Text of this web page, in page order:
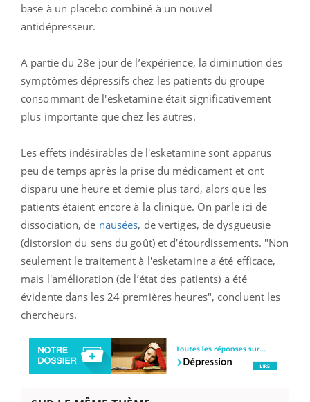
base à un placebo combiné à un nouvel
antidépresseur.
A partie du 28e jour de l’expérience, la diminution des
symptômes dépressifs chez les patients du groupe
consommant de l'esketamine était significativement
plus importante que chez les autres.
Les effets indésirables de l'esketamine sont apparus
peu de temps après la prise du médicament et ont
disparu une heure et demie plus tard, alors que les
patients étaient encore à la clinique. On parle ici de
dissociation, de nausées, de vertiges, de dysgueusie
(distorsion du sens du goût) et d’étourdissements. "Non
seulement le traitement à l'esketamine a été efficace,
mais l'amélioration (de l’état des patients) a été
évidente dans les 24 premières heures", concluent les
chercheurs.